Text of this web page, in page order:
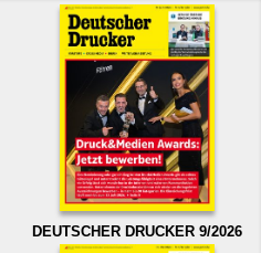
DEUTSCHER DRUCKER 9/2026